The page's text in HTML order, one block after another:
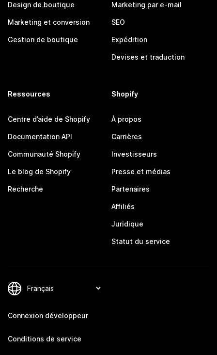
Design de boutique
Marketing et conversion
Gestion de boutique
Marketing par e-mail
SEO
Expédition
Devises et traduction
Ressources
Centre d’aide de Shopify
Documentation API
Communauté Shopify
Le blog de Shopify
Recherche
Shopify
À propos
Carrières
Investisseurs
Presse et médias
Partenaires
Affiliés
Juridique
Statut du service
Connexion développeur
Conditions de service